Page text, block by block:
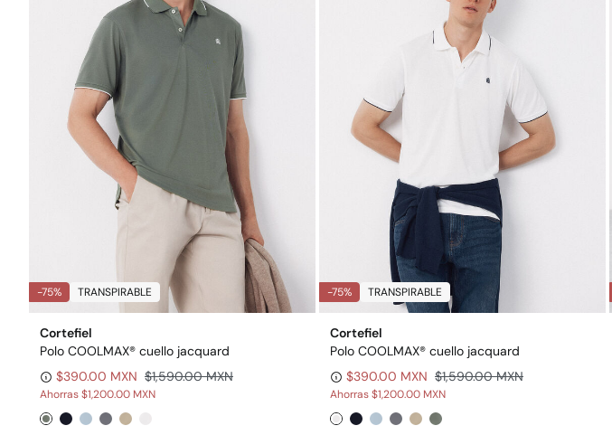
-75% TRANSPIRABLE
Cortefiel
Polo COOLMAX® cuello jacquard
$390.00 MXN $1,590.00 MXN
Ahorras$1,200.00 MXN
-75% TRANSPIRABLE
Cortefiel
Polo COOLMAX® cuello jacquard
$390.00 MXN $1,590.00 MXN
Ahorras$1,200.00 MXN